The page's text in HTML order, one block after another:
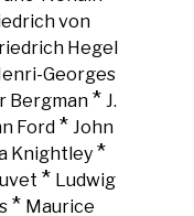
von
Hegel
Georges
Bergman* J.
Ford * John
Knightley*
* Ludwig
* Maurice